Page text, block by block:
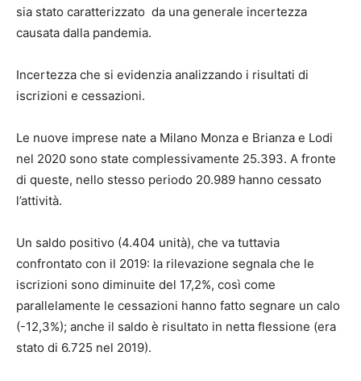
sia stato caratterizzato da una generale incertezza
causata dalla pandemia.
Incertezza che si evidenzia analizzando i risultati di
iscrizioni e cessazioni.
Le nuove imprese nate a Milano Monza e Brianza e Lodi
nel 2020 sono state complessivamente 25.393. A fronte
di queste, nello stesso periodo 20.989 hanno cessato
l’attività.
Un saldo positivo (4.404 unità), che va tuttavia
confrontato con il 2019: la rilevazione segnala che le
iscrizioni sono diminuite del 17,2%, così come
parallelamente le cessazioni hanno fatto segnare un calo
(-12,3%); anche il saldo è risultato in netta flessione (era
stato di 6.725 nel 2019).